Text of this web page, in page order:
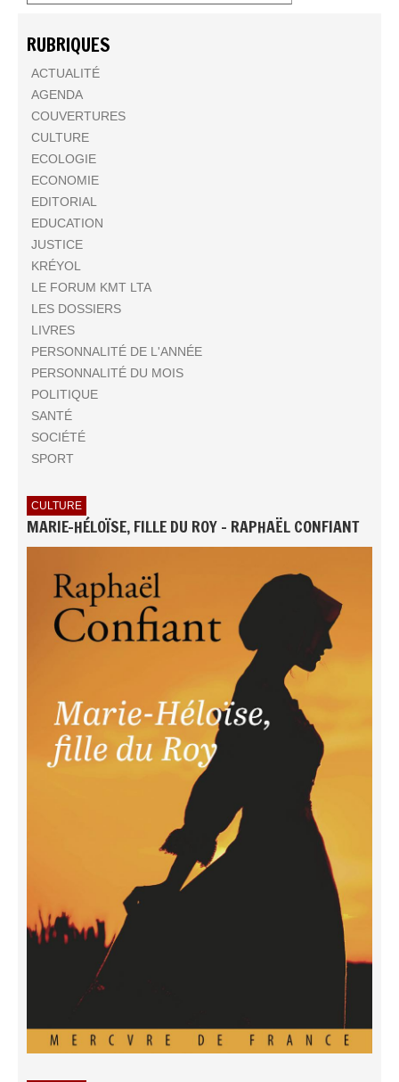
RUBRIQUES
ACTUALITÉ
AGENDA
COUVERTURES
CULTURE
ECOLOGIE
ECONOMIE
EDITORIAL
EDUCATION
JUSTICE
KRÉYOL
LE FORUM KMT LTA
LES DOSSIERS
LIVRES
PERSONNALITÉ DE L'ANNÉE
PERSONNALITÉ DU MOIS
POLITIQUE
SANTÉ
SOCIÉTÉ
SPORT
CULTURE
MARIE-HÉLOÏSE, FILLE DU ROY - RAPHAËL CONFIANT